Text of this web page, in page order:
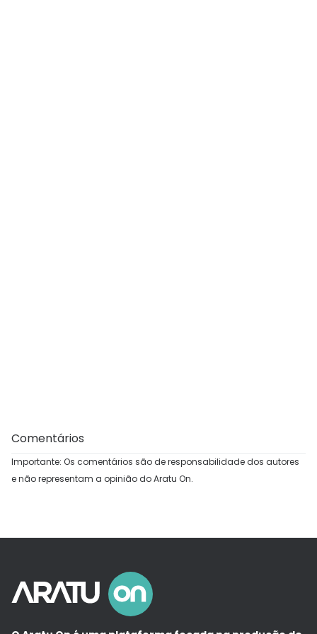
Comentários
Importante: Os comentários são de responsabilidade dos autores
e não representam a opinião do Aratu On.